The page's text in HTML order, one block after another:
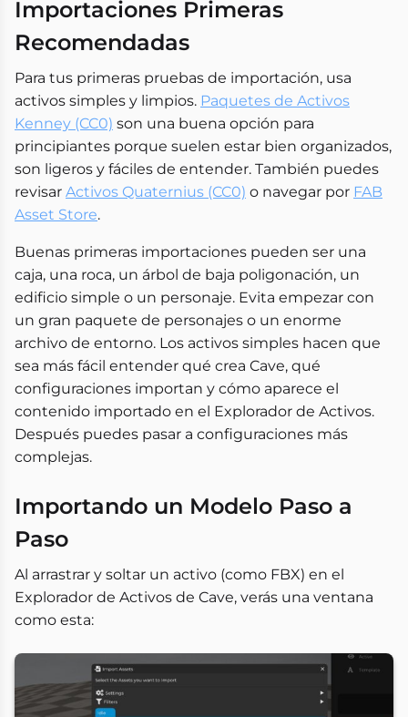
Importaciones Primeras
Recomendadas
Para tus primeras pruebas de importación, usa
activos simples y limpios. Paquetes de Activos
Kenney (CC0) son una buena opción para
principiantes porque suelen estar bien organizados,
son ligeros y fáciles de entender. También puedes
revisar Activos Quaternius (CC0) o navegar por FAB
Asset Store.
Buenas primeras importaciones pueden ser una
caja, una roca, un árbol de baja poligonación, un
edificio simple o un personaje. Evita empezar con
un gran paquete de personajes o un enorme
archivo de entorno. Los activos simples hacen que
sea más fácil entender qué crea Cave, qué
configuraciones importan y cómo aparece el
contenido importado en el Explorador de Activos.
Después puedes pasar a configuraciones más
complejas.
Importando un Modelo Paso a
Paso
Al arrastrar y soltar un activo (como FBX) en el
Explorador de Activos de Cave, verás una ventana
como esta: